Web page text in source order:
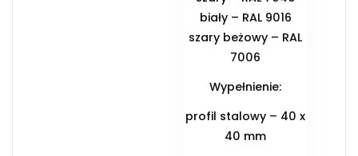
biały – RAL 9016
szary beżowy – RAL
7006
Wypełnienie:
profil stalowy – 40 x
40 mm